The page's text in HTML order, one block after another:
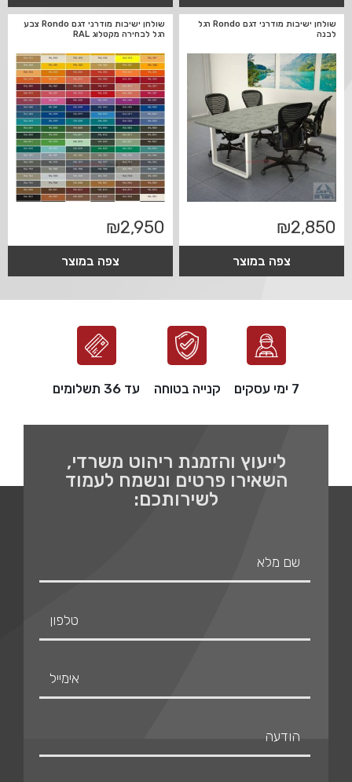
שולחן ישיבות מודרני דגם Rondo רגל
לבנה
₪2,850
צפה במוצר
שולחן ישיבות מודרני דגם Rondo צבע
רגל לבחירה מקטלוג RAL
₪2,950
צפה במוצר
7 ימי עסקים קנייה בטוחה עד 36 תשלומים
לייעוץ והזמנת ריהוט משרדי,
השאירו פרטים ונשמח לעמוד
לשירותכם: